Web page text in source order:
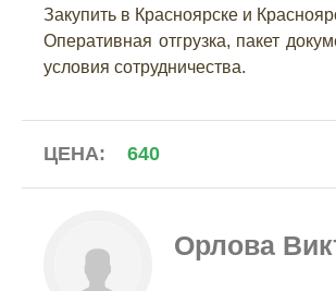
Закупить в Красноярске и
Оперативная отгрузка, пакет
условия сотрудничества.
ЦЕНА: 640
Орлова